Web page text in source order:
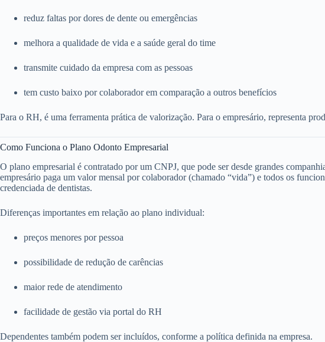
reduz faltas por dores de dente ou emergências
melhora a qualidade de vida e a saúde geral do time
transmite cuidado da empresa com as pessoas
tem custo baixo por colaborador em comparação a outros benefícios
Para o RH, é uma ferramenta prática de valorização. Para o empresário, representa
Como Funciona o Plano Odonto Empresarial
O plano empresarial é contratado por um CNPJ, que pode ser desde grandes
empresário paga um valor mensal por colaborador (chamado “vida”) e todos os
credenciada de dentistas.
Diferenças importantes em relação ao plano individual:
preços menores por pessoa
possibilidade de redução de carências
maior rede de atendimento
facilidade de gestão via portal do RH
Dependentes também podem ser incluídos, conforme a política definida na empresa.